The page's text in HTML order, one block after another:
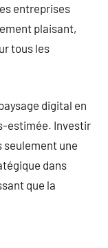
entreprises
plaisant,
tous les
digital en
estimée. Investir
seulement une
dans
que la